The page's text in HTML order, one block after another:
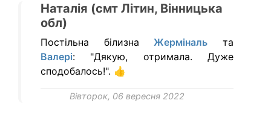
Наталія (смт Літин, Вінницька
обл)
Постільна білизна Жерміналь та
Валері: "Дякую, отримала. Дуже
сподобалось!". 👍
Вівторок, 06 вересня 2022